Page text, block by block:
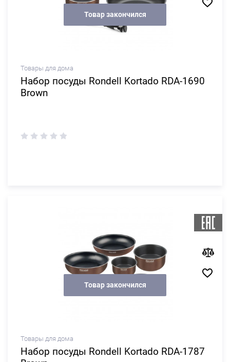
Товар закончился
Товары для дома
Набор посуды Rondell Kortado RDA-1690
Brown
Товар закончился
Товары для дома
Набор посуды Rondell Kortado RDA-1787